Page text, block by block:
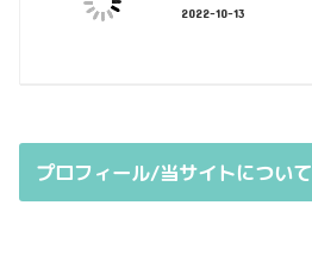
2022-10-13
プロフィール/当サイトについて